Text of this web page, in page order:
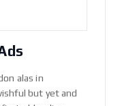
alas in
but yet and